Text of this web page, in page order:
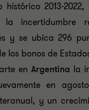
histórico 2013-
incertidumbre
y se ubica 296
los bonos de
en Argentina la
en
y un